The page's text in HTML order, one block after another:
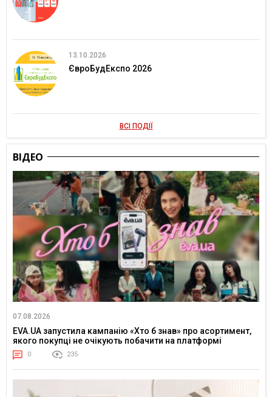
13.10.2026
ЄвроБудЕкспо 2026
ВСІ ПОДІЇ
ВІДЕО
07.08.2026
EVA.UA запустила кампанію «Хто б знав» про асортимент,
якого покупці не очікують побачити на платформі
0 235